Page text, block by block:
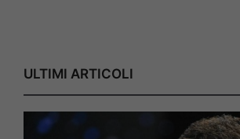
ULTIMI ARTICOLI